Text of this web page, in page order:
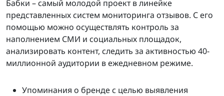
Бабки – самый молодой проект в линейке
представленных систем мониторинга отзывов. С его
помощью можно осуществлять контроль за
наполнением СМИ и социальных площадок,
анализировать контент, следить за активностью 40-
миллионной аудитории в ежедневном режиме.
Упоминания о бренде с целью выявления